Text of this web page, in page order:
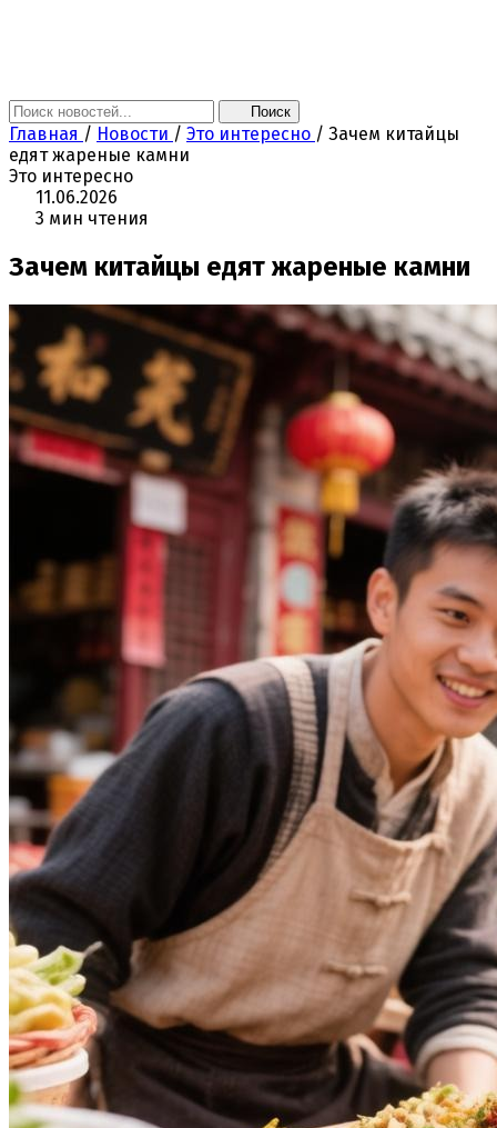
Поиск
Главная / Новости / Это интересно / Зачем китайцы
едят жареные камни
Это интересно
11.06.2026
3 мин чтения
Зачем китайцы едят жареные камни